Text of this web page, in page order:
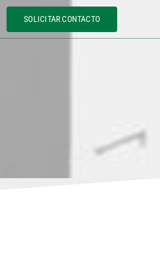
SOLICITAR CONTACTO